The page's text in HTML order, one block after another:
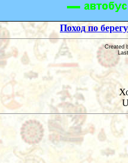
Поход по
Created